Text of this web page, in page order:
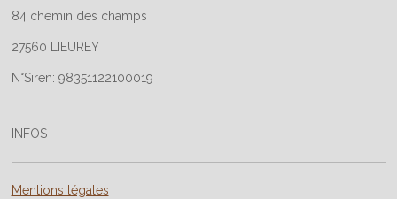
84 chemin des champs
27560 LIEUREY
N°Siren: 98351122100019
INFOS
Mentions légales